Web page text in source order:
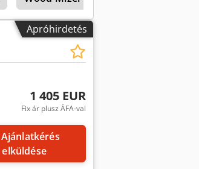
Apróhirdetés
1 405 EUR
Fix ár plusz ÁFA-val
elküldése